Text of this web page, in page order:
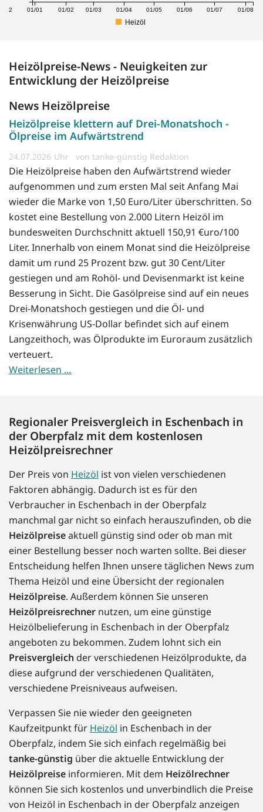
12 01/01 01/02 01/03 01/04 01/05 01/06 01/07 01/08
Heizöl
Heizölpreise-News - Neuigkeiten zur
Entwicklung der Heizölpreise
News Heizölpreise
Heizölpreise klettern auf Drei-Monatshoch -
Ölpreise im Aufwärtstrend
24.07.2026 von tanke-günstig Redaktion
Die Heizölpreise haben den Aufwärtstrend wieder
aufgenommen und zum ersten Mal seit Anfang Mai
wieder die Marke von 1,50 Euro/Liter überschritten. So
kostet eine Bestellung von 2.000 Litern Heizöl im
bundesweiten Durchschnitt aktuell 150,91 €uro/100
Liter. Innerhalb von einem Monat sind die Heizölpreise
damit um rund 25 Prozent bzw. gut 30 Cent/Liter
gestiegen und am Rohöl- und Devisenmarkt ist keine
Besserung in Sicht. Die Gasölpreise sind auf ein neues
Drei-Monatshoch gestiegen und die Öl- und
Krisenwährung US-Dollar befindet sich auf einem
Langzeithoch, was Ölprodukte im Euroraum zusätzlich
verteuert.
Weiterlesen …
Regionaler Preisvergleich in Eschenbach in
der Oberpfalz mit dem kostenlosen
Heizölpreisrechner
Der Preis von Heizöl ist von vielen verschiedenen
Faktoren abhängig. Dadurch ist es für den
Verbraucher in Eschenbach in der Oberpfalz
manchmal gar nicht so einfach herauszufinden, ob die
Heizölpreiseaktuell günstig sind oder ob man mit
einer Bestellung besser noch warten sollte. Bei dieser
Entscheidung helfen Ihnen unsere täglichen News zum
Thema Heizöl und eine Übersicht der regionalen
Heizölpreise. Außerdem können Sie unseren
Heizölpreisrechner nutzen, um eine günstige
Heizölbelieferung in Eschenbach in der Oberpfalz
angeboten zu bekommen. Zudem lohnt sich ein
Preisvergleich der verschiedenen Heizölprodukte, da
diese aufgrund der verschiedenen Qualitäten,
verschiedene Preisniveaus aufweisen.
Verpassen Sie nie wieder den geeigneten
Kaufzeitpunkt für Heizöl in Eschenbach in der
Oberpfalz, indem Sie sich einfach regelmäßig bei
tanke-günstig über die aktuelle Entwicklung der
Heizölpreise informieren. Mit dem Heizölrechner
können Sie sich kostenlos und unverbindlich die Preise
von Heizöl in Eschenbach in der Oberpfalz anzeigen